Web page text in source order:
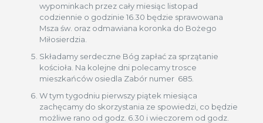
wypominkach przez cały miesiąc listopad
codziennie o godzinie 16.30 będzie sprawowana
Msza św. oraz odmawiana koronka do Bożego
Miłosierdzia.
Składamy serdeczne Bóg zapłać za sprzątanie
kościoła. Na kolejne dni polecamy trosce
mieszkańców osiedla Zabór numer 685.
W tym tygodniu pierwszy piątek miesiąca
zachęcamy do skorzystania ze spowiedzi, co będzie
możliwe rano od godz. 6.30 i wieczorem od godz.